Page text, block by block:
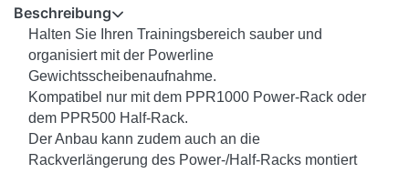
Beschreibung
Halten Sie Ihren Trainingsbereich sauber und
organisiert mit der Powerline
Gewichtsscheibenaufnahme.
Kompatibel nur mit dem PPR1000 Power-Rack oder
dem PPR500 Half-Rack.
Der Anbau kann zudem auch an die
Rackverlängerung des Power-/Half-Racks montiert